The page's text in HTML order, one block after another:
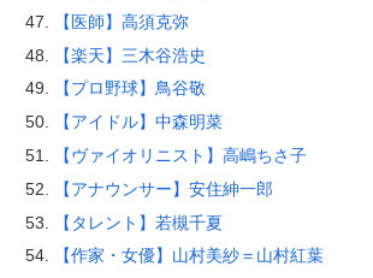
【医師】高須克弥
【楽天】三木谷浩史
【プロ野球】鳥谷敬
【アイドル】中森明菜
【ヴァイオリニスト】高嶋ちさ子
【アナウンサー】安住紳一郎
【タレント】若槻千夏
【作家・女優】山村美紗＝山村紅葉